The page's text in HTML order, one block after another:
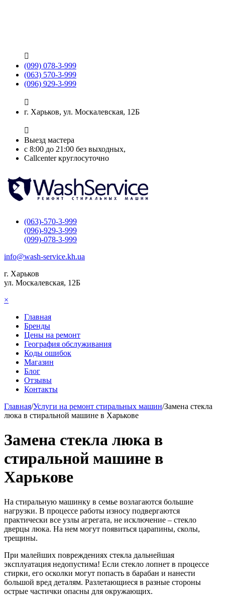

(099) 078-3-999
(063) 570-3-999
(096) 929-3-999

г. Харьков, ул. Москалевская, 12Б

Выезд мастера
с 8:00 до 21:00 без выходных,
Callcenter круглосуточно
(063)-570-3-999
(096)-929-3-999
(099)-078-3-999
info@wash-service.kh.ua
г. Харьков
ул. Москалевская, 12Б
×
Главная
Бренды
Цены на ремонт
География обслуживания
Коды ошибок
Магазин
Блог
Отзывы
Контакты
Главная/Услуги на ремонт стиральных машин/Замена стекла
люка в стиральной машине в Харькове
Замена стекла люка в
стиральной машине в
Харькове
На стиральную машинку в семье возлагаются большие
нагрузки. В процессе работы износу подвергаются
практически все узлы агрегата, не исключение – стекло
дверцы люка. На нем могут появиться царапины, сколы,
трещины.
При малейших повреждениях стекла дальнейшая
эксплуатация недопустима! Если стекло лопнет в процессе
стирки, его осколки могут попасть в барабан и нанести
большой вред деталям. Разлетающиеся в разные стороны
острые частички опасны для окружающих.